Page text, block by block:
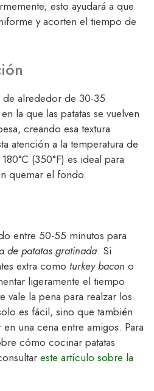
esto ayudará a que
y acorten el tiempo de
alrededor de 30-35
la que las patatas se vuelven
creando esa textura
atención a la temperatura de
(350°F) es ideal para
quemar el fondo.
entre 50-55 minutos para
de patatas gratinada. Si
extra como turkey bacon o
ligeramente el tiempo
vale la pena para realzar los
es fácil, sino que también
una cena entre amigos. Para
cómo cocinar patatas
este artículo sobre la